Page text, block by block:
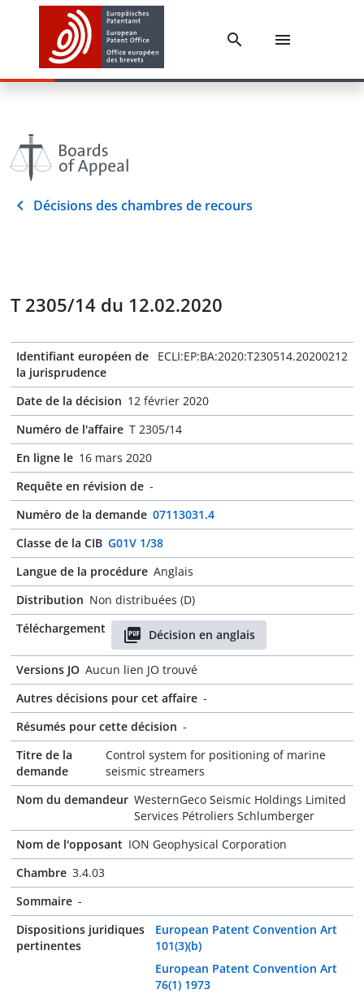
Décisions des chambres de recours
T 2305/14 du 12.02.2020
Identifiant européen de
la jurisprudence
ECLI:EP:BA:2020:T230514.20200212
Date de la décision 12 février 2020
Numéro de l'affaire T 2305/14
En ligne le 16 mars 2020
Requête en révision de -
Numéro de la demande 07113031.4
Classe de la CIB G01V 1/38
Langue de la procédure Anglais
Distribution Non distribuées (D)
Téléchargement
Décision en anglais
Versions JO Aucun lien JO trouvé
Autres décisions pour cet affaire -
Résumés pour cette décision -
Titre de la
demande
Control system for positioning of marine
seismic streamers
Nom du demandeur WesternGeco Seismic Holdings Limited
Services Pétroliers Schlumberger
Nom de l'opposant ION Geophysical Corporation
Chambre 3.4.03
Sommaire -
Dispositions juridiques
pertinentes
European Patent Convention Art
101(3)(b)
European Patent Convention Art
76(1) 1973